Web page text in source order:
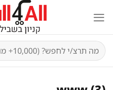
content
חיפוש
עבור: